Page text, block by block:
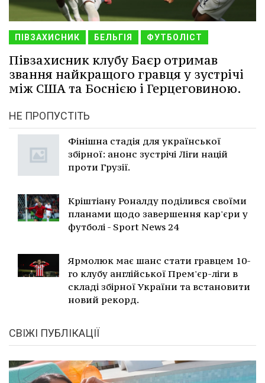
ПІВЗАХИСНИК БЕЛЬГІЯ ФУТБОЛІСТ
Півзахисник клубу Баєр отримав
звання найкращого гравця у зустрічі
між США та Боснією і Герцеговиною.
НЕ ПРОПУСТІТЬ
Фінішна стадія для української
збірної: анонс зустрічі Ліги націй
проти Грузії.
Кріштіану Роналду поділився своїми
планами щодо завершення кар'єри у
футболі - Sport News 24
Ярмолюк має шанс стати гравцем 10-
го клубу англійської Прем'єр-ліги в
складі збірної України та встановити
новий рекорд.
СВІЖІ ПУБЛІКАЦІЇ